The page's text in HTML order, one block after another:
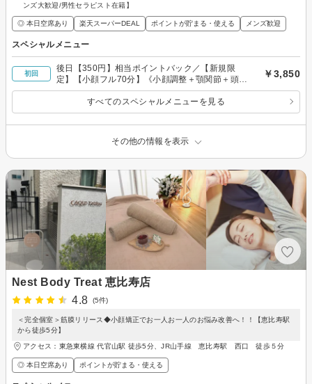
ンズ大歓迎/男性セラピスト在籍】
◎ 本日空席あり 楽天スーパーDEAL ポイントが貯まる・使える メンズ歓迎
スペシャルメニュー
初回
後日【350円】相当ポイントバック／【新規限
定】【小顔フル70分】《小顔調整＋顎関節＋頭蓋
骨＋顔脂肪分解＋リンパ》
￥3,850
すべてのスペシャルメニューを見る
その他の情報を表示
Nest Body Treat 恵比寿店
4.8
(5件)
＜完全個室＞筋膜リリース◆小顔矯正でお一人お一人のお悩み改善へ！！【恵比寿駅
から徒歩5分】
アクセス：東急東横線 代官山駅 徒歩5分、JR山手線 恵比寿駅 西口 徒歩５分
◎ 本日空席あり ポイントが貯まる・使える